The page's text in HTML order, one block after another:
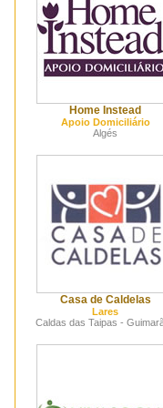
Home Instead
Apoio Domiciliário
Algés
Casa de Caldelas
Lares
Caldas das Taipas -